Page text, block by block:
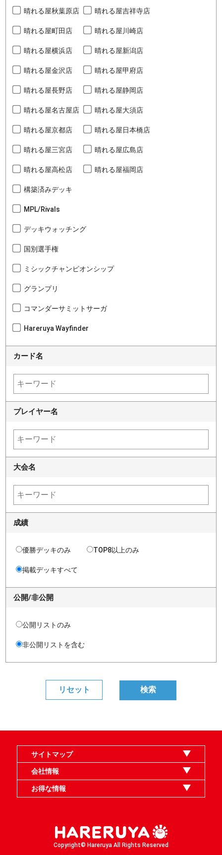
晴れる屋秋葉原店 晴れる屋吉祥寺店
晴れる屋町田店 晴れる屋川崎店
晴れる屋横浜店 晴れる屋新潟店
晴れる屋金沢店 晴れる屋甲府店
晴れる屋長野店 晴れる屋静岡店
晴れる屋名古屋店 晴れる屋大須店
晴れる屋京都店 晴れる屋日本橋店
晴れる屋三宮店 晴れる屋広島店
晴れる屋高松店 晴れる屋福岡店
構築済みデッキ
MPL/Rivals
デッキウォッチング
国別選手権
ミシックチャンピオンシップ
グランプリ
コマンダーサミットサーガ
Hareruya Wayfinder
カード名
プレイヤー名
大会名
成績
優勝デッキのみ TOP8以上のみ
掲載デッキすべて
公開/非公開
公開リストのみ
非公開リストを含む
サイトマップ
オンラインショップ
買取
記事
選手一覧
デッキ検索
デッキ構築
イベント・大会
店舗のご案内
お問い合わせ
ヘルプ
FAQ
会社情報
利用規約
スタッフ募集
特定商取引法表示
個人情報保護指針
企業情報
お得な情報
Copyright© Hareruya All Rights Reserved